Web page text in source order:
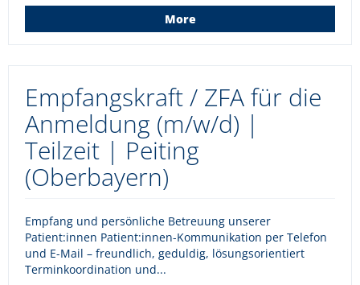
More
Empfangskraft / ZFA für die
Anmeldung (m/w/d) |
Teilzeit | Peiting
(Oberbayern)
Empfang und persönliche Betreuung unserer
Patient:innen Patient:innen-Kommunikation per Telefon
und E-Mail – freundlich, geduldig, lösungsorientiert
Terminkoordination und...